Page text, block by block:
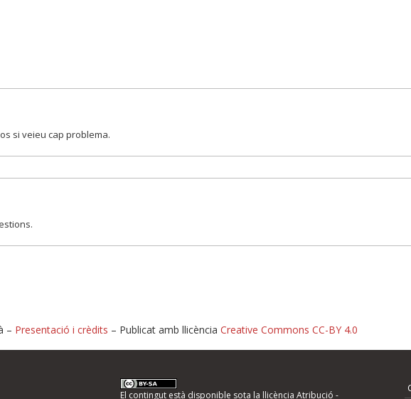
si veieu cap problema.
o informeu d'errors
– Presentació i crèdits – Publicat amb llicència Creative Commons CC-BY 4.0
El contingut està disponible sota la llicència Atribució -